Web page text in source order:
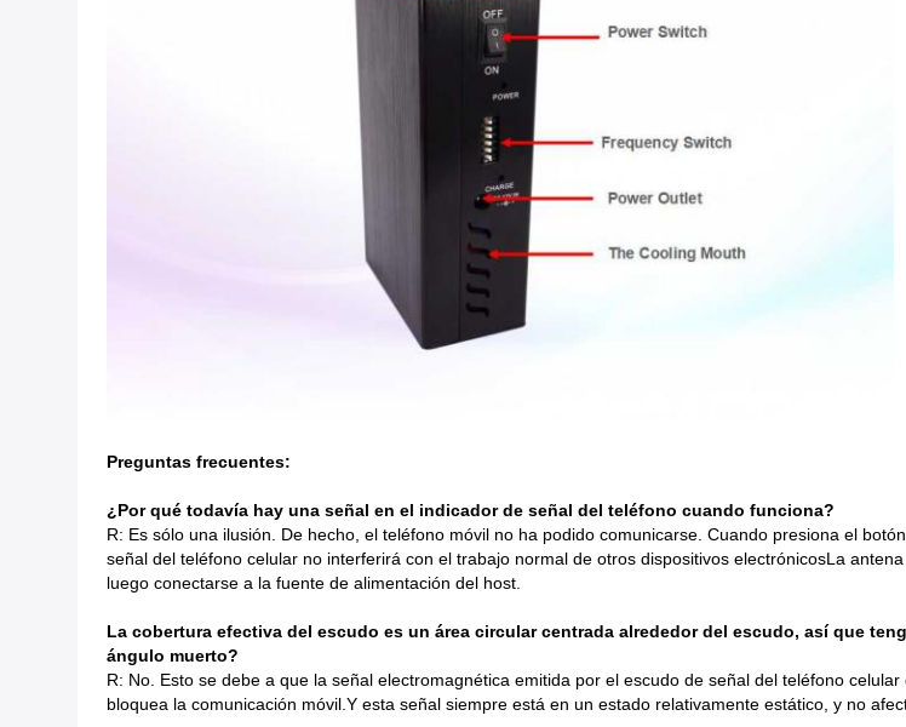
Preguntas frecuentes:
¿Por qué todavía hay una señal en el indicador de señal del teléfono cuando funciona?
R: Es sólo una ilusión. De hecho, el teléfono móvil no ha podido comunicarse. Cuando presiona el
señal del teléfono celular no interferirá con el trabajo normal de otros dispositivos electrónicosLa
luego conectarse a la fuente de alimentación del host.
La cobertura efectiva del escudo es un área circular centrada alrededor del escudo, así que
ángulo muerto?
R: No. Esto se debe a que la señal electromagnética emitida por el escudo de señal del teléfono
bloquea la comunicación móvil.Y esta señal siempre está en un estado relativamente estático, y no